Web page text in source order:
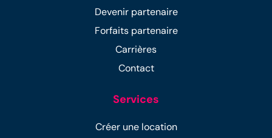
Devenir partenaire
Forfaits partenaire
Carrières
Contact
Services
Créer une location